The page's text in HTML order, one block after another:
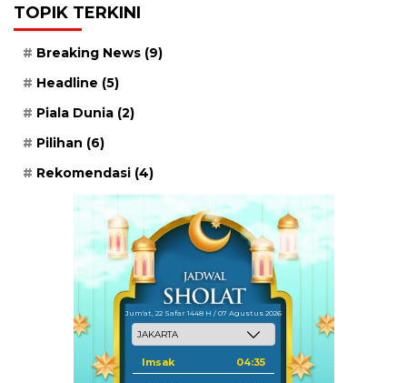
TOPIK TERKINI
Breaking News (9)
Headline (5)
Piala Dunia (2)
Pilihan (6)
Rekomendasi (4)
Jum'at, 22 Safar 1448 H / 07 Agustus 2026
Imsak 04:35